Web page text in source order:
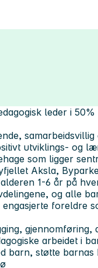
leder i
utviklings- og
som ligger
Aksla,
1-6 år på
og alle
foreldre
arbeidet i
barn, støtte